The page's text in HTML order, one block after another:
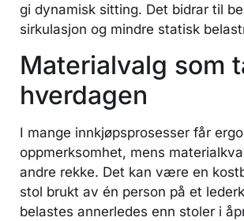
gi dynamisk sitting. Det bidrar til
sirkulasjon og mindre statisk
Materialvalg som
hverdagen
I mange innkjøpsprosesser får
oppmerksomhet, mens
andre rekke. Det kan være en
stol brukt av én person på et
belastes annerledes enn stoler i